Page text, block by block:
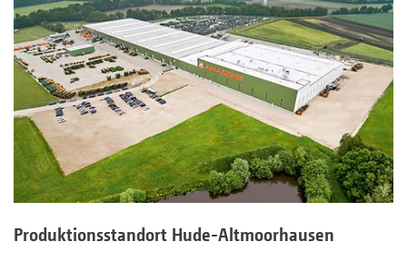
Produktionsstandort Hude-Altmoorhausen